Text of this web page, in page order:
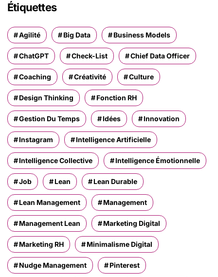
Étiquettes
Agilité Big Data Business Models
ChatGPT Check-List Chief Data Officer
Coaching Créativité Culture
Design Thinking Fonction RH
Gestion Du Temps Idées Innovation
Instagram Intelligence Artificielle
Intelligence Collective Intelligence Émotionnelle
Job Lean Lean Durable
Lean Management Management
Management Lean Marketing Digital
Marketing RH Minimalisme Digital
Nudge Management Pinterest